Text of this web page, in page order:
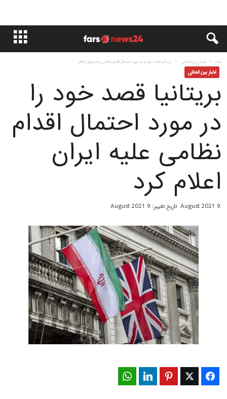
خانه اخبار بین المللی بریتانیا قصد خود را در مورد احتمال اقدام نظامی علیه ایران اعلام...
اخبار بین المللی
بریتانیا قصد خود را
در مورد احتمال اقدام
نظامی علیه ایران
اعلام کرد
9 August 2021 تاریخ تغییر: 9 August 2021
Facebook
Twitter
Pinterest
LinkedIn